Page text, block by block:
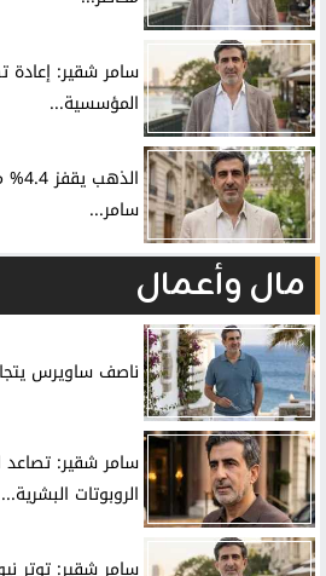
سامر شقير: إعادة
المؤسسية...
سامر...
مال وأعمال
ناصف ساويرس يتجاوز 55% في «أو
سامر شقير: تصاعد
الروبوتات البشرية...